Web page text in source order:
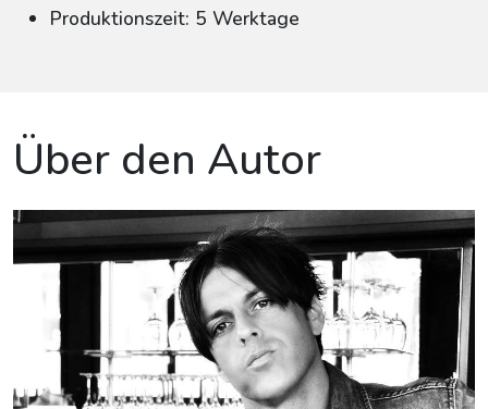
Produktionszeit: 5 Werktage
Über den Autor